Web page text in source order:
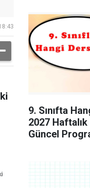
9. Sınıfta
2027
Güncel